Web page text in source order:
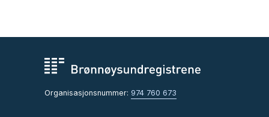
Organisasjonsnummer: 974 760 673